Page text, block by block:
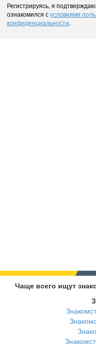
Регистрируясь, я
ознакомился сусловиями
конфиденциальности.
Чаще всего ищут